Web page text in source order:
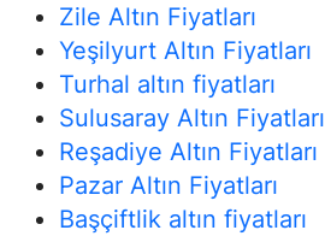
Zile Altın Fiyatları
Yeşilyurt Altın Fiyatları
Turhal altın fiyatları
Sulusaray Altın Fiyatları
Reşadiye Altın Fiyatları
Pazar Altın Fiyatları
Başçiftlik altın fiyatları